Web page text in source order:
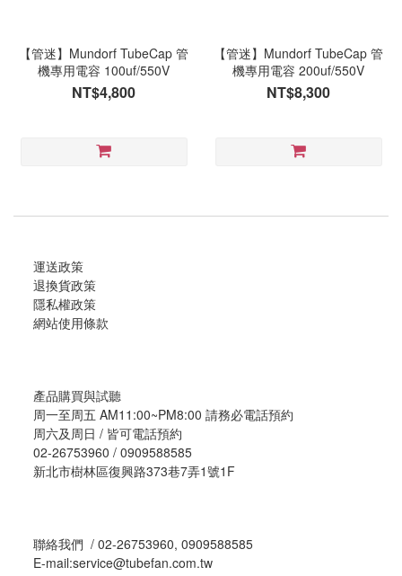
【管迷】Mundorf TubeCap 管
機專用電容 100uf/550V
NT$4,800
【管迷】Mundorf TubeCap 管
機專用電容 200uf/550V
NT$8,300
運送政策
退換貨政策
隱私權政策
網站使用條款
產品購買與試聽
周一至周五 AM11:00~PM8:00 請務必電話預約
周六及周日 / 皆可電話預約
02-26753960 / 0909588585
新北市樹林區復興路373巷7弄1號1F
聯絡我們 / 02-26753960, 0909588585
E-mail:service@tubefan.com.tw